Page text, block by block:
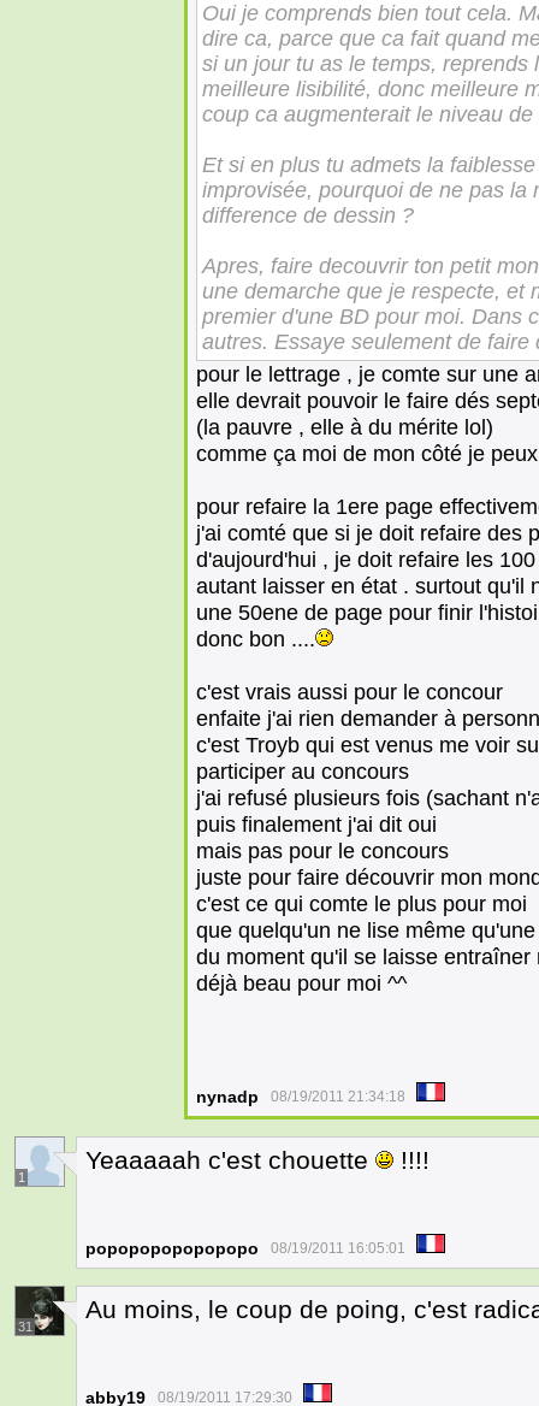
Oui je comprends bien tout cela.
dire ca, parce que ca fait quand
si un jour tu as le temps,
meilleure lisibilité, donc meilleure
coup ca augmenterait le niveau
Et si en plus tu admets la
improvisée, pourquoi de ne pas la
difference de dessin ?
Apres, faire decouvrir ton petit
une demarche que je respecte, et
premier d'une BD pour moi. Dans
autres. Essaye seulement de
pour le lettrage , je comte sur une
elle devrait pouvoir le faire dés
(la pauvre , elle à du mérite lol)
comme ça moi de mon côté je
pour refaire la 1ere page
j'ai comté que si je doit refaire des
d'aujourd'hui , je doit refaire les
autant laisser en état . surtout qu'il
une 50ene de page pour finir
donc bon ....
c'est vrais aussi pour le concour
enfaite j'ai rien demander à
c'est Troyb qui est venus me voir
participer au concours
j'ai refusé plusieurs fois (sachant
puis finalement j'ai dit oui
mais pas pour le concours
juste pour faire découvrir mon
c'est ce qui comte le plus pour moi
que quelqu'un ne lise même
du moment qu'il se laisse
déjà beau pour moi ^^
nynadp 08/19/2011 21:34:18
1
Yeaaaaah c'est chouette !!!!
popopopopopopopo 08/19/2011 16:05:01
31
Au moins, le coup de poing, c'est
abby19 08/19/2011 17:29:30